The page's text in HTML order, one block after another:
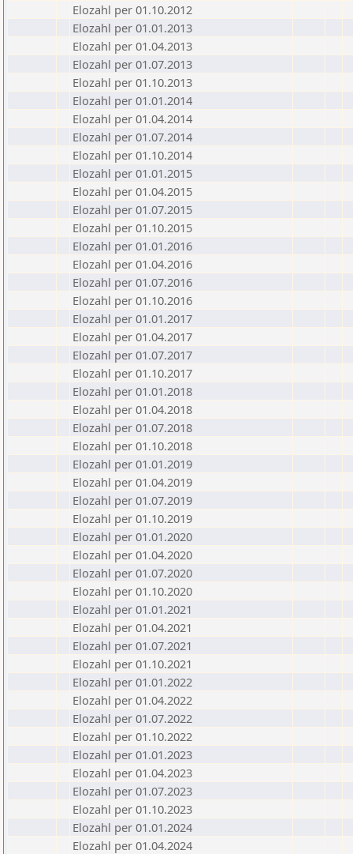
Elozahl per 01.10.2012
Elozahl per 01.01.2013
Elozahl per 01.04.2013
Elozahl per 01.07.2013
Elozahl per 01.10.2013
Elozahl per 01.01.2014
Elozahl per 01.04.2014
Elozahl per 01.07.2014
Elozahl per 01.10.2014
Elozahl per 01.01.2015
Elozahl per 01.04.2015
Elozahl per 01.07.2015
Elozahl per 01.10.2015
Elozahl per 01.01.2016
Elozahl per 01.04.2016
Elozahl per 01.07.2016
Elozahl per 01.10.2016
Elozahl per 01.01.2017
Elozahl per 01.04.2017
Elozahl per 01.07.2017
Elozahl per 01.10.2017
Elozahl per 01.01.2018
Elozahl per 01.04.2018
Elozahl per 01.07.2018
Elozahl per 01.10.2018
Elozahl per 01.01.2019
Elozahl per 01.04.2019
Elozahl per 01.07.2019
Elozahl per 01.10.2019
Elozahl per 01.01.2020
Elozahl per 01.04.2020
Elozahl per 01.07.2020
Elozahl per 01.10.2020
Elozahl per 01.01.2021
Elozahl per 01.04.2021
Elozahl per 01.07.2021
Elozahl per 01.10.2021
Elozahl per 01.01.2022
Elozahl per 01.04.2022
Elozahl per 01.07.2022
Elozahl per 01.10.2022
Elozahl per 01.01.2023
Elozahl per 01.04.2023
Elozahl per 01.07.2023
Elozahl per 01.10.2023
Elozahl per 01.01.2024
Elozahl per 01.04.2024